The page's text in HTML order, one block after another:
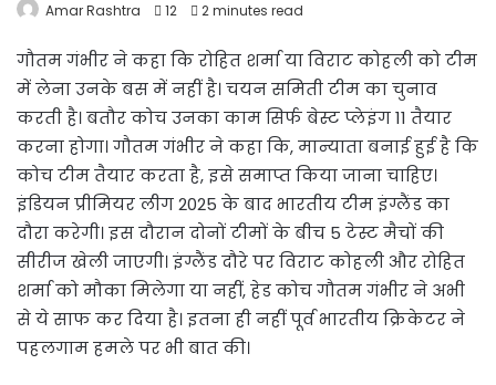
Amar Rashtra 12 2 minutes read
गौतम गंभीर ने कहा कि रोहित शर्मा या विराट कोहली को टीम
में लेना उनके बस में नहीं है। चयन समिती टीम का चुनाव
करती है। बतौर कोच उनका काम सिर्फ बेस्ट प्लेइंग 11 तैयार
करना होगा। गौतम गंभीर ने कहा कि, मान्याता बनाई हुई है कि
कोच टीम तैयार करता है, इसे समाप्त किया जाना चाहिए।
इंडियन प्रीमियर लीग 2025 के बाद भारतीय टीम इंग्लैंड का
दौरा करेगी। इस दौरान दोनों टीमों के बीच 5 टेस्ट मैचों की
सीरीज खेली जाएगी। इंग्लैंड दौरे पर विराट कोहली और रोहित
शर्मा को मौका मिलेगा या नहीं, हेड कोच गौतम गंभीर ने अभी
से ये साफ कर दिया है। इतना ही नहीं पूर्व भारतीय क्रिकेटर ने
पहलगाम हमले पर भी बात की।